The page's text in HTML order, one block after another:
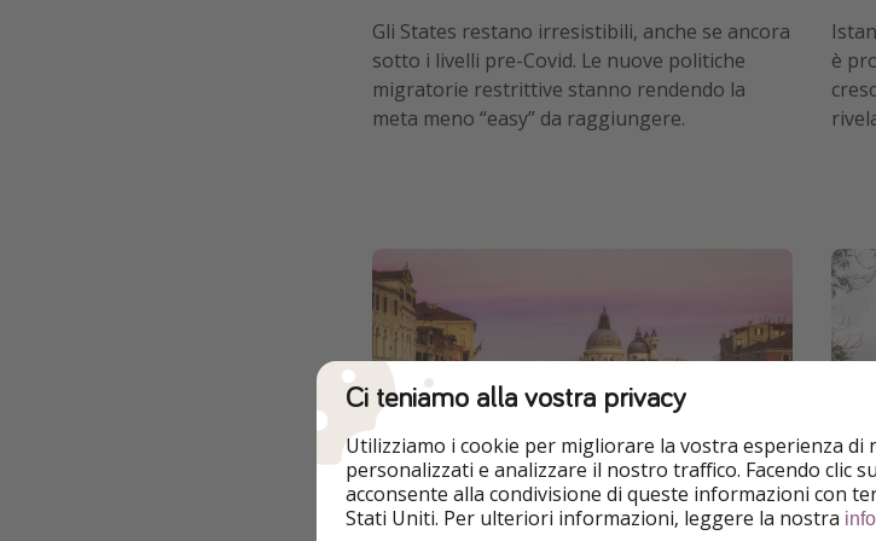
Gli States restano irresistibili, anche se ancora
sotto i livelli pre-Covid. Le nuove politiche
migratorie restrittive stanno rendendo la
meta meno “easy” da raggiungere.
è
Ci teniamo alla vostra privacy
Utilizziamo i cookie per migliorare la vostra esperienza
personalizzati e analizzare il nostro traffico. Facendo clic
acconsente alla condivisione di queste informazioni con
Stati Uniti. Per ulteriori informazioni, leggere la nostra